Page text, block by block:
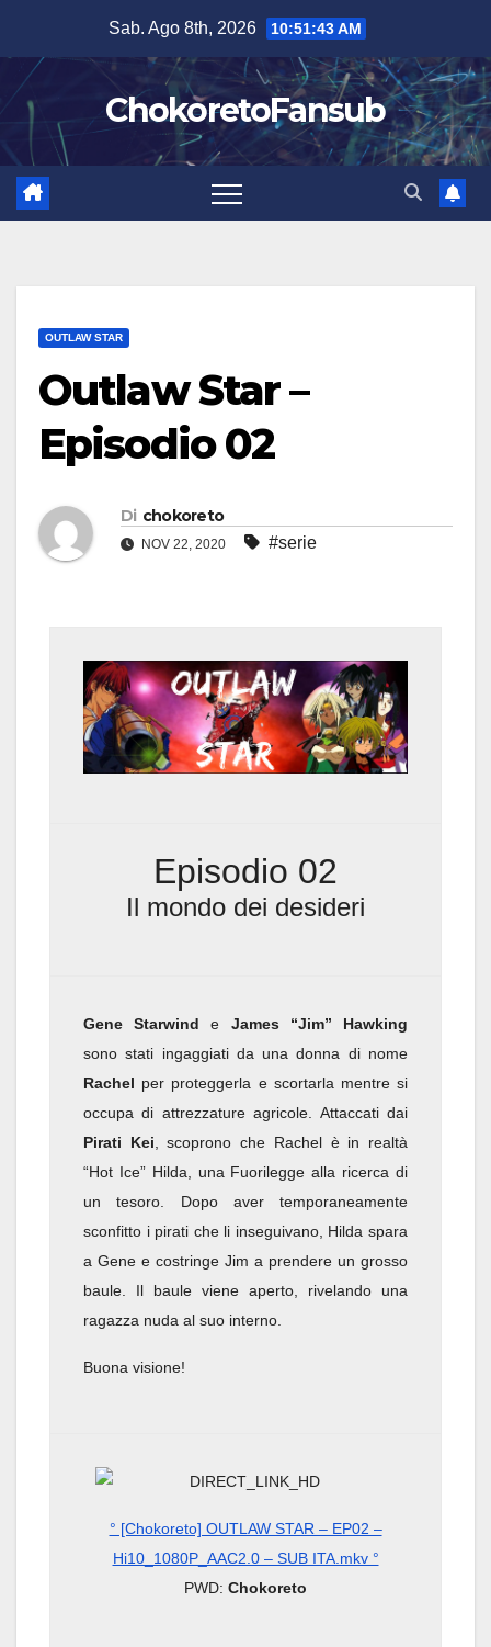
contenuto
Sab. Ago 8th, 2026 10:51:44 AM
ChokoretoFansub
OUTLAW STAR
Outlaw Star –
Episodio 02
Di chokoreto
NOV 22, 2020 #serie
Episodio 02
Il mondo dei desideri
Gene Starwind e James “Jim” Hawking
sono stati ingaggiati da una donna di nome
Rachel per proteggerla e scortarla mentre si
occupa di attrezzature agricole. Attaccati dai
Pirati Kei, scoprono che Rachel è in realtà
“Hot Ice” Hilda, una Fuorilegge alla ricerca di
un tesoro. Dopo aver temporaneamente
sconfitto i pirati che li inseguivano, Hilda spara
a Gene e costringe Jim a prendere un grosso
baule. Il baule viene aperto, rivelando una
ragazza nuda al suo interno.
Buona visione!
° [Chokoreto] OUTLAW STAR – EP02 –
Hi10_1080P_AAC2.0 – SUB ITA.mkv °
PWD: Chokoreto